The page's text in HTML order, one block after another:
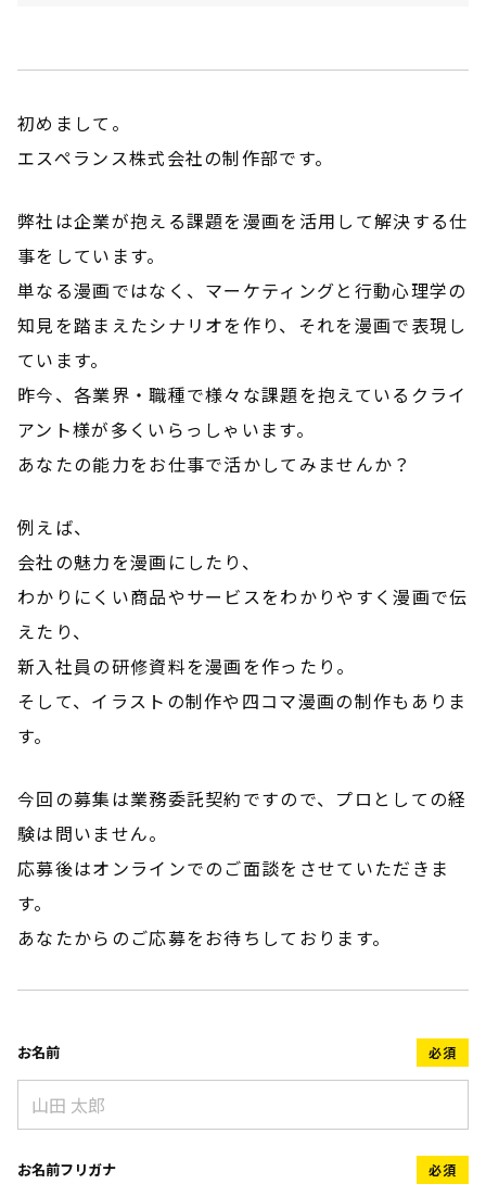
初めまして。
エスペランス株式会社の制作部です。
弊社は企業が抱える課題を漫画を活用して解決する仕
事をしています。
単なる漫画ではなく、マーケティングと行動心理学の
知見を踏まえたシナリオを作り、それを漫画で表現し
ています。
昨今、各業界・職種で様々な課題を抱えているクライ
アント様が多くいらっしゃいます。
あなたの能力をお仕事で活かしてみませんか？
例えば、
会社の魅力を漫画にしたり、
わかりにくい商品やサービスをわかりやすく漫画で伝
えたり、
新入社員の研修資料を漫画を作ったり。
そして、イラストの制作や四コマ漫画の制作もありま
す。
今回の募集は業務委託契約ですので、プロとしての経
験は問いません。
応募後はオンラインでのご面談をさせていただきま
す。
あなたからのご応募をお待ちしております。
お名前 必須
お名前フリガナ 必須